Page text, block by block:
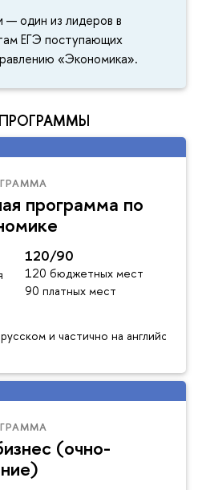
— один из лидеров в
ЕГЭ поступающих
«Экономика».
программа по
120/90
120 бюджетных мест
90 платных мест
и частично на английском
(очно-